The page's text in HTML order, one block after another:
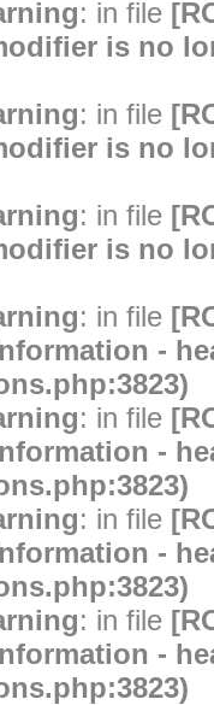
: in file
is no
: in file
is no
: in file
is no
: in file
-
: in file
-
: in file
-
: in file
-